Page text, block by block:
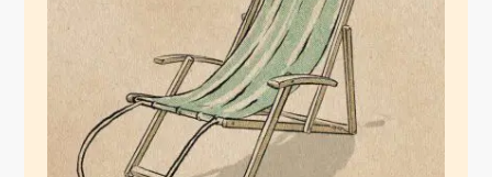
Sommer 2020
Juli 26, 2020